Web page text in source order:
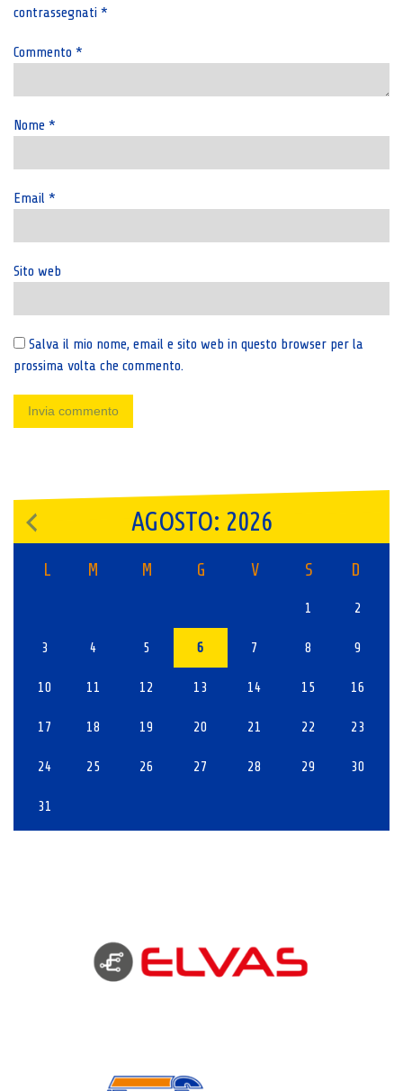
contrassegnati *
Commento *
Nome *
Email *
Sito web
Salva il mio nome, email e sito web in questo browser per la
prossima volta che commento.
AGOSTO: 2026
L M M G V S D
1 2
3 4 5 6 7 8 9
10 11 12 13 14 15 16
17 18 19 20 21 22 23
24 25 26 27 28 29 30
31